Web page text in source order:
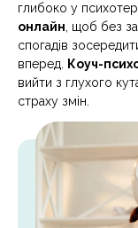
глибоко у
онлайн , щоб без
спогадів
вперед.
Коуч-
вийти з глухого
страху змін.